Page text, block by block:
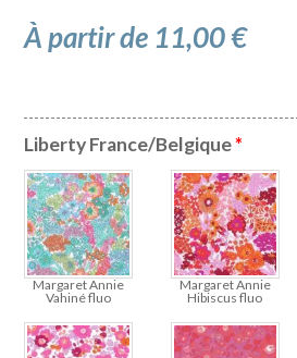
À partir de 11,00€
Liberty France/Belgique*
Margaret Annie
Vahiné fluo
Margaret Annie
Hibiscus fluo